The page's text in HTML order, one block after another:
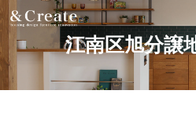
江南区旭分譲